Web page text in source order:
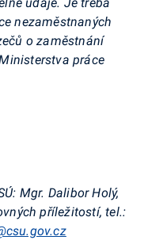
nezaměstnaných
o zaměstnání
práce
Mgr. Dalibor Holý,
příležitostí, tel.: